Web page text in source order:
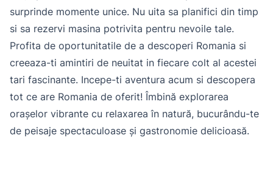
surprinde momente unice. Nu uita sa planifici din timp
si sa rezervi masina potrivita pentru nevoile tale.
Profita de oportunitatile de a descoperi Romania si
creeaza-ti amintiri de neuitat in fiecare colt al acestei
tari fascinante. Incepe-ti aventura acum si descopera
tot ce are Romania de oferit! Îmbină explorarea
orașelor vibrante cu relaxarea în natură, bucurându-te
de peisaje spectaculoase și gastronomie delicioasă.